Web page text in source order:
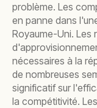
problème. Les
en panne dans
Royaume-Uni. Les
nécessaires à la
de nombreuses
significatif sur
la compétitivité.